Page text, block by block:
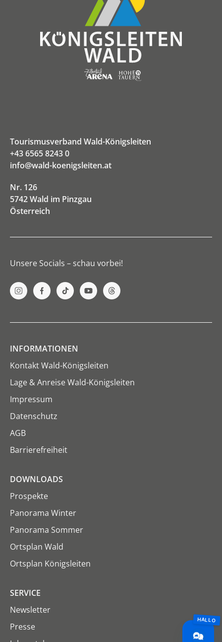
Tourismusverband Wald-Königsleiten
+43 6565 8243 0
info@wald-koenigsleiten.at
Nr. 126
5742 Wald im Pinzgau
Österreich
Unsere Socials – schau vorbei!
INFORMATIONEN
Kontakt Wald-Königsleiten
Lage & Anreise Wald-Königsleiten
Impressum
Datenschutz
AGB
Barrierefreiheit
DOWNLOADS
Prospekte
Panorama Winter
Panorama Sommer
Ortsplan Wald
Ortsplan Königsleiten
SERVICE
Newsletter
Presse